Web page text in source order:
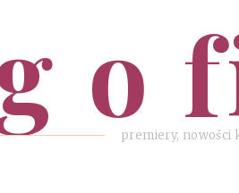
o
premiery, nowości